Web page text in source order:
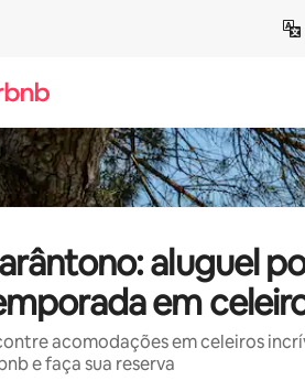
aluguel
em
acomodações em celeiros
e faça sua reserva